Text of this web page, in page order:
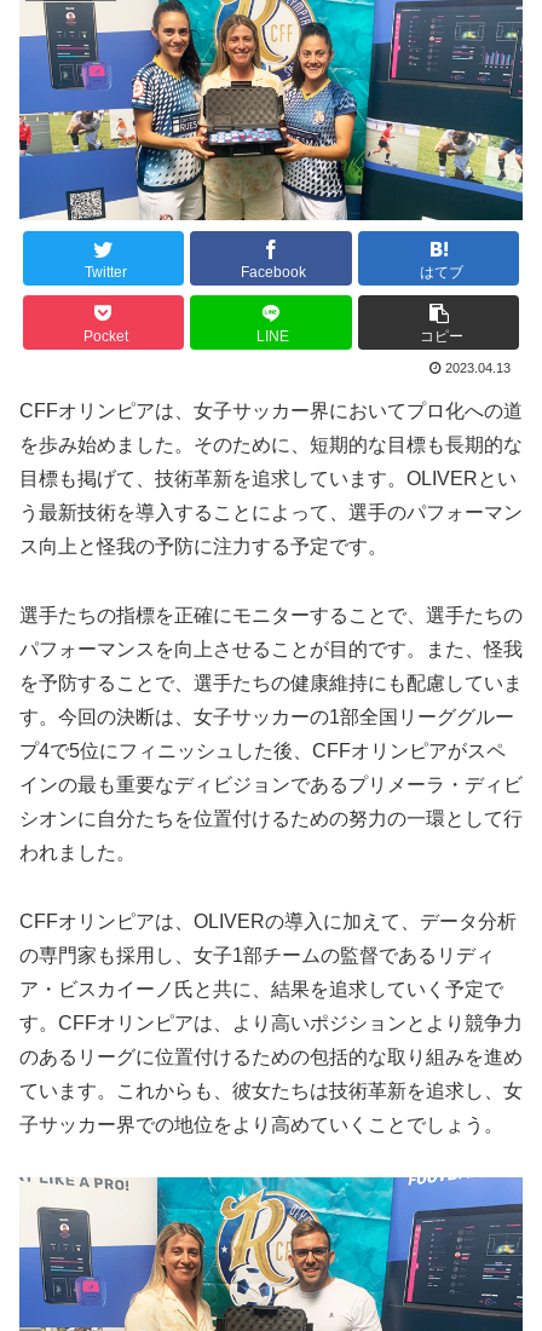
Twitter Facebook はてブ
Pocket LINE コピー
2023.04.13
CFFオリンピアは、女子サッカー界においてプロ化への道
を歩み始めました。そのために、短期的な目標も長期的な
目標も掲げて、技術革新を追求しています。OLIVERとい
う最新技術を導入することによって、選手のパフォーマン
ス向上と怪我の予防に注力する予定です。
選手たちの指標を正確にモニターすることで、選手たちの
パフォーマンスを向上させることが目的です。また、怪我
を予防することで、選手たちの健康維持にも配慮していま
す。今回の決断は、女子サッカーの1部全国リーググルー
プ4で5位にフィニッシュした後、CFFオリンピアがスペ
インの最も重要なディビジョンであるプリメーラ・ディビ
シオンに自分たちを位置付けるための努力の一環として行
われました。
CFFオリンピアは、OLIVERの導入に加えて、データ分析
の専門家も採用し、女子1部チームの監督であるリディ
ア・ビスカイーノ氏と共に、結果を追求していく予定で
す。CFFオリンピアは、より高いポジションとより競争力
のあるリーグに位置付けるための包括的な取り組みを進め
ています。これからも、彼女たちは技術革新を追求し、女
子サッカー界での地位をより高めていくことでしょう。